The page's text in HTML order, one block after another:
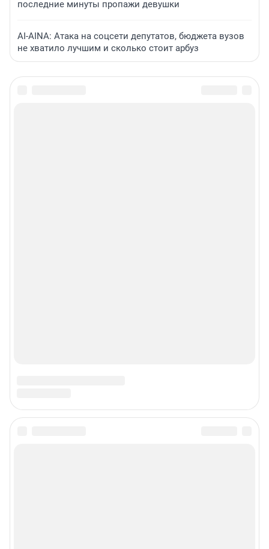
последние минуты пропажи девушки
AI-AINA: Атака на соцсети депутатов, бюджета вузов
не хватило лучшим и сколько стоит арбуз